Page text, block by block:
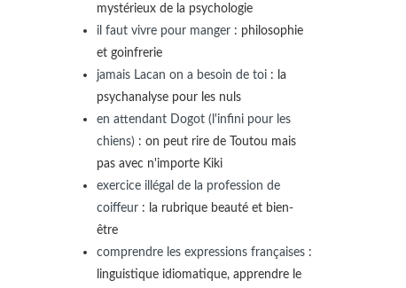
mystérieux de la psychologie
il faut vivre pour manger : philosophie
et goinfrerie
jamais Lacan on a besoin de toi : la
psychanalyse pour les nuls
en attendant Dogot (l'infini pour les
chiens) : on peut rire de Toutou mais
pas avec n'importe Kiki
exercice illégal de la profession de
coiffeur : la rubrique beauté et bien-
être
comprendre les expressions françaises :
linguistique idiomatique, apprendre le